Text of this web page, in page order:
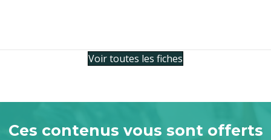
Voir toutes les fiches
Ces contenus vous sont offerts